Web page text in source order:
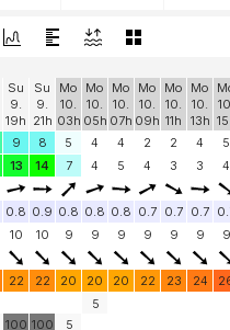
Su
9.
19h
Su
9.
21h
Mo
10.
03h
Mo
10.
05h
Mo
10.
07h
Mo
10.
09h
Mo
10.
11h
Mo
10.
13h
9 8 5 4 4 2 2 4
5
13 14 7 4 5 4 3 3 4
0.8 0.9 0.8 0.8 0.8 0.7 0.7 0.7
10 10 9 9 9 9 9 9 9
22 22 20 20 20 22 23 24
100 100
5
5